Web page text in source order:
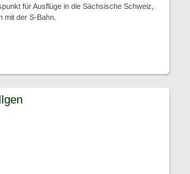
für Ausflüge in die Sächsische Schweiz,
mit der S-Bahn.